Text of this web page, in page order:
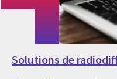
Solutions de